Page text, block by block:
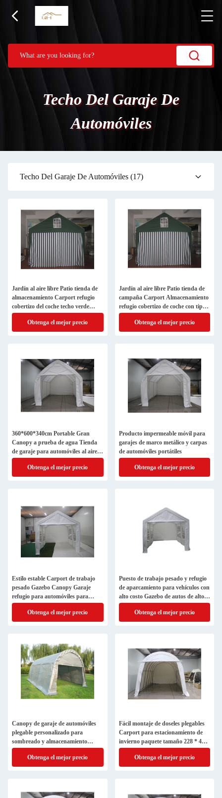
Techo Del Garaje De
Automóviles
Techo Del Garaje De Automóviles (17)
Jardín al aire libre Patio tienda de
almacenamiento Carport refugio
cobertizo del coche techo verde
tienda de almacenamiento
Obtenga el mejor precio
Jardín al aire libre Patio tienda de
campaña Carport Almacenamiento
refugio cobertizo de coche con tipo
de metal resistente
Obtenga el mejor precio
360*600*340cm Portable Gran
Canopy a prueba de agua Tienda
de garaje para automóviles al aire
libre con marco recubierto de polvo
Obtenga el mejor precio
Producto impermeable móvil para
garajes de marco metálico y carpas
de automóviles portátiles
Obtenga el mejor precio
Estilo estable Carport de trabajo
pesado Gazebo Canopy Garaje
refugio para automóviles para
estructura estable
Obtenga el mejor precio
Puesto de trabajo pesado y refugio
de aparcamiento para vehículos con
alto costo Gazebo de autos de alto
rendimiento
Obtenga el mejor precio
Canopy de garaje de automóviles
plegable personalizado para
sombreado y almacenamiento
portátil
Obtenga el mejor precio
Fácil montaje de doseles plegables
Carport para estacionamiento de
invierno paquete tamaño 228 * 46 *
10cm
Obtenga el mejor precio